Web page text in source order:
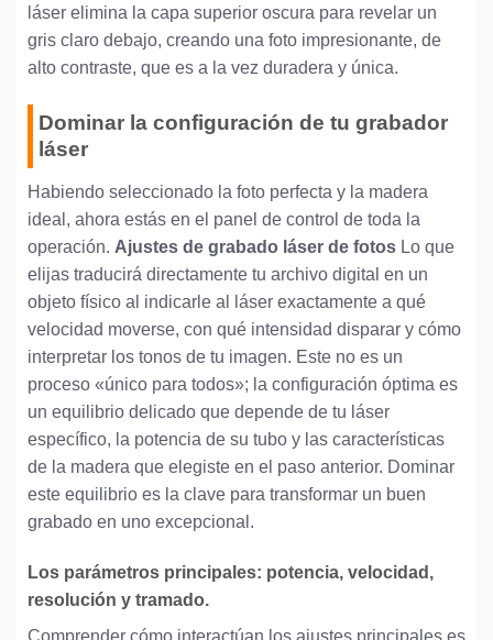
láser elimina la capa superior oscura para revelar un
gris claro debajo, creando una foto impresionante, de
alto contraste, que es a la vez duradera y única.
Dominar la configuración de tu grabador
láser
Habiendo seleccionado la foto perfecta y la madera
ideal, ahora estás en el panel de control de toda la
operación. Ajustes de grabado láser de fotos Lo que
elijas traducirá directamente tu archivo digital en un
objeto físico al indicarle al láser exactamente a qué
velocidad moverse, con qué intensidad disparar y cómo
interpretar los tonos de tu imagen. Este no es un
proceso «único para todos»; la configuración óptima es
un equilibrio delicado que depende de tu láser
específico, la potencia de su tubo y las características
de la madera que elegiste en el paso anterior. Dominar
este equilibrio es la clave para transformar un buen
grabado en uno excepcional.
Los parámetros principales: potencia, velocidad,
resolución y tramado.